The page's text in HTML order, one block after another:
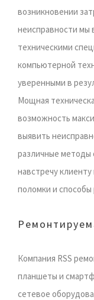
возникновении
неисправности мы
техническими
компьютерной
уверенными в
Мощная
возможность
выявить
различные методы
навстречу
поломки и
Компания RSS
планшеты и
сетевое